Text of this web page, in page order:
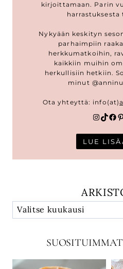
kirjoittamaan. Parin
harrastuksesta
Nykyään keskityn
parhaimpiin
herkkumatkoihin,
kaikkiin muihin
herkullisiin hetkiin.
minut
Ota yhteyttä: info(at)
LUE